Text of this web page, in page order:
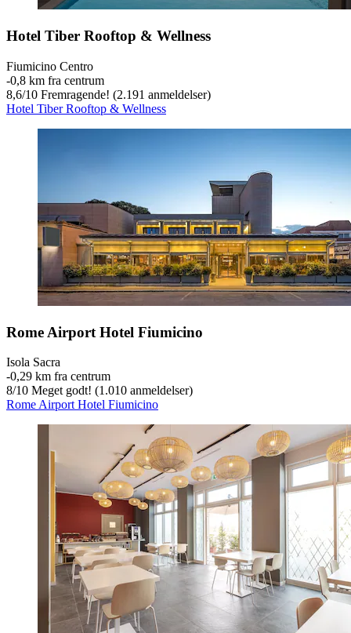
Hotel Tiber Rooftop & Wellness
Fiumicino Centro
‐0,8 km fra centrum
8,6/10 Fremragende! (2.191 anmeldelser)
Hotel Tiber Rooftop & Wellness
Rome Airport Hotel Fiumicino
Isola Sacra
‐0,29 km fra centrum
8/10 Meget godt! (1.010 anmeldelser)
Rome Airport Hotel Fiumicino